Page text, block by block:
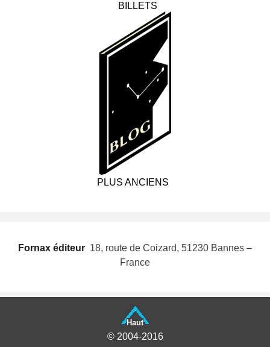
BILLETS
PLUS ANCIENS
Fornax éditeur  18, route de Coizard, 51230 Bannes –
France
Haut
© 2004-2016